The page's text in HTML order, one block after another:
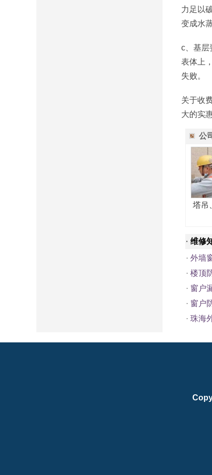
力足以
变成水
c、基层
表体上
失败。
关于收
大的实
公
塔吊
· 维修
· 外墙
· 楼顶
· 窗户
· 窗户
· 珠海